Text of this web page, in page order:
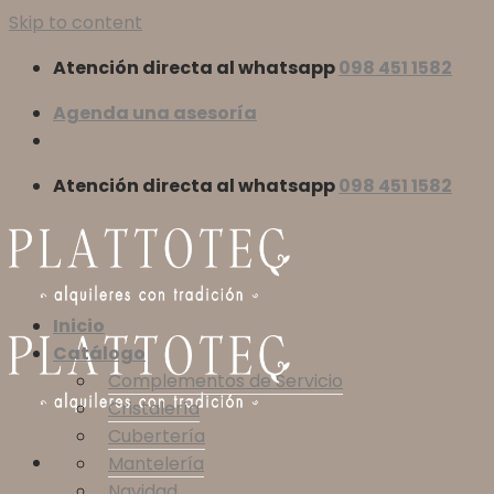
Skip to content
Atención directa al whatsapp098 451 1582
Agenda una asesoría
Atención directa al whatsapp098 451 1582
Inicio
Catálogo
Complementos de Servicio
Cristalería
Cubertería
Mantelería